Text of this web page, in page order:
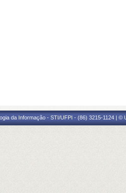
da Informação - STI/UFPI - (86) 3215-1124 | ©